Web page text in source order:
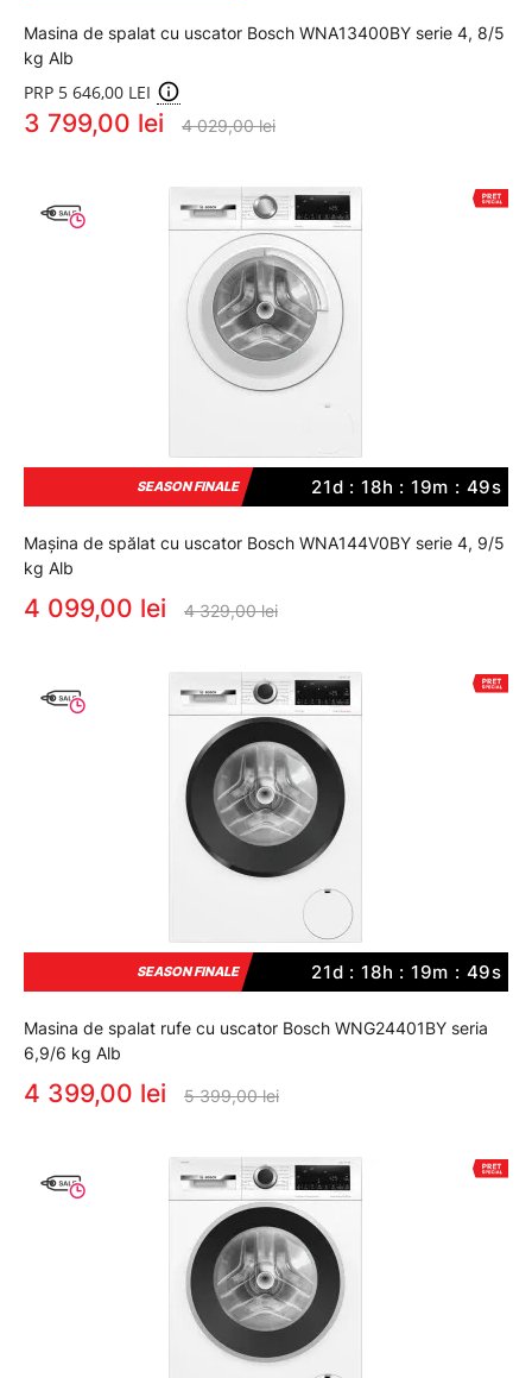
Masina de spalat cu uscator Bosch WNA13400BY serie 4, 8/5
kg Alb
PRP 5 646,00 LEI
3 799,00 lei 4 029,00 lei
SEASON FINALE 21d : 18h : 19m : 48s
Mașina de spălat cu uscator Bosch WNA144V0BY serie 4, 9/5
kg Alb
4 099,00 lei 4 329,00 lei
SEASON FINALE 21d : 18h : 19m : 48s
Masina de spalat rufe cu uscator Bosch WNG24401BY seria
6,9/6 kg Alb
4 399,00 lei 5 399,00 lei